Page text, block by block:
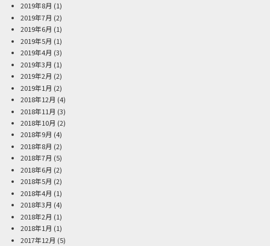
2019年8月 (1)
2019年7月 (2)
2019年6月 (1)
2019年5月 (1)
2019年4月 (3)
2019年3月 (1)
2019年2月 (2)
2019年1月 (2)
2018年12月 (4)
2018年11月 (3)
2018年10月 (2)
2018年9月 (4)
2018年8月 (2)
2018年7月 (5)
2018年6月 (2)
2018年5月 (2)
2018年4月 (1)
2018年3月 (4)
2018年2月 (1)
2018年1月 (1)
2017年12月 (5)